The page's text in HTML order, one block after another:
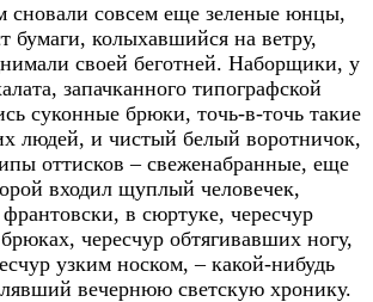
сновали совсем еще зеленые юнцы,
бумаги, колыхавшийся на ветру,
своей беготней. Наборщики, у
запачканного типографской
суконные брюки, точь-в-точь такие
людей, и чистый белый воротничок,
оттисков – свеженабранные, еще
входил щуплый человечек,
в сюртуке, чересчур
чересчур обтягивавших ногу,
узким носком, – какой-нибудь
вечернюю светскую хронику.